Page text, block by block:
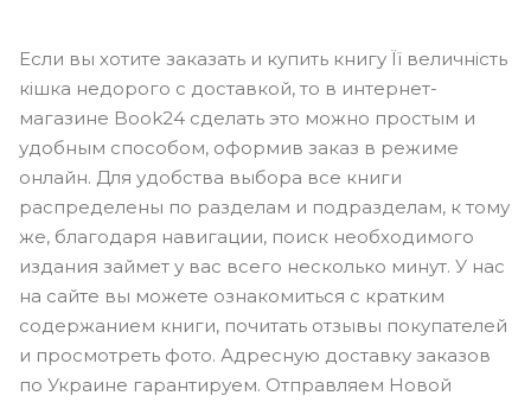
Если вы хотите заказать и купить книгу Її величність
кішка недорого с доставкой, то в интернет-
магазине Book24 сделать это можно простым и
удобным способом, оформив заказ в режиме
онлайн. Для удобства выбора все книги
распределены по разделам и подразделам, к тому
же, благодаря навигации, поиск необходимого
издания займет у вас всего несколько минут. У нас
на сайте вы можете ознакомиться с кратким
содержанием книги, почитать отзывы покупателей
и просмотреть фото. Адресную доставку заказов
по Украине гарантируем. Отправляем Новой